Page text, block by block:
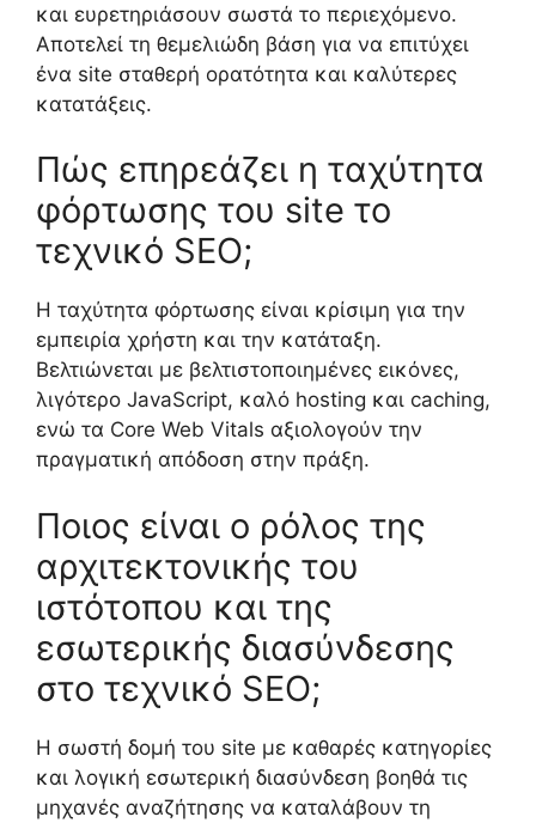
και ευρετηριάσουν σωστά το περιεχόμενο.
Αποτελεί τη θεμελιώδη βάση για να επιτύχει
ένα site σταθερή ορατότητα και καλύτερες
κατατάξεις.
Πώς επηρεάζει η ταχύτητα
φόρτωσης του site το
τεχνικό SEO;
Η ταχύτητα φόρτωσης είναι κρίσιμη για την
εμπειρία χρήστη και την κατάταξη.
Βελτιώνεται με βελτιστοποιημένες εικόνες,
λιγότερο JavaScript, καλό hosting και caching,
ενώ τα Core Web Vitals αξιολογούν την
πραγματική απόδοση στην πράξη.
Ποιος είναι ο ρόλος της
αρχιτεκτονικής του
ιστότοπου και της
εσωτερικής διασύνδεσης
στο τεχνικό SEO;
Η σωστή δομή του site με καθαρές κατηγορίες
και λογική εσωτερική διασύνδεση βοηθά τις
μηχανές αναζήτησης να καταλάβουν τη